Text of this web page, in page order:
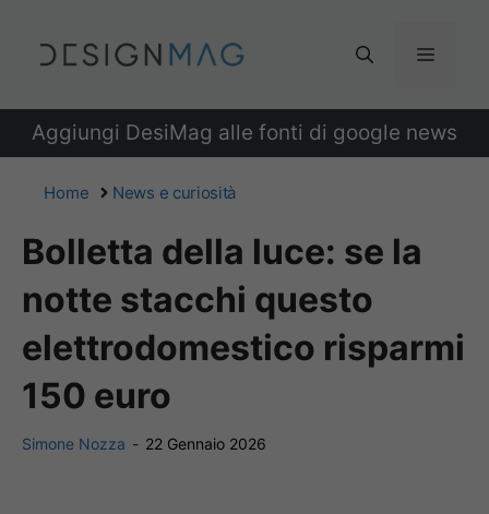
Menu
Aggiungi DesiMag alle fonti di google news
Home News e curiosità
Bolletta della luce: se la
notte stacchi questo
elettrodomestico risparmi
150 euro
Simone Nozza - 22 Gennaio 2026